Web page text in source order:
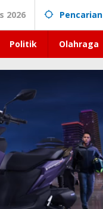
2026 Pencarian
Politik Olahraga